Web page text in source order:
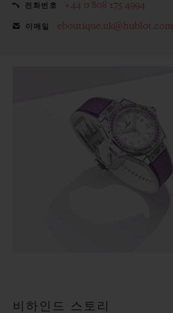
전화번호 +44 0 808 175 4994
이메일 eboutique.uk@hublot.com
비하인드 스토리